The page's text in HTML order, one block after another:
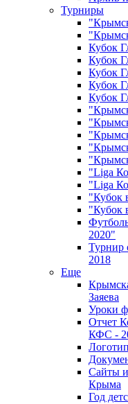
Турниры
Кубок
Кубок
Кубок
Кубок
Кубок
"Liga
"Liga
"Кубок
"Кубок
2020"
Турнир
2018
Еще
Заяева
Уроки
Отчет
КФС -
Сайты
Крыма
Год